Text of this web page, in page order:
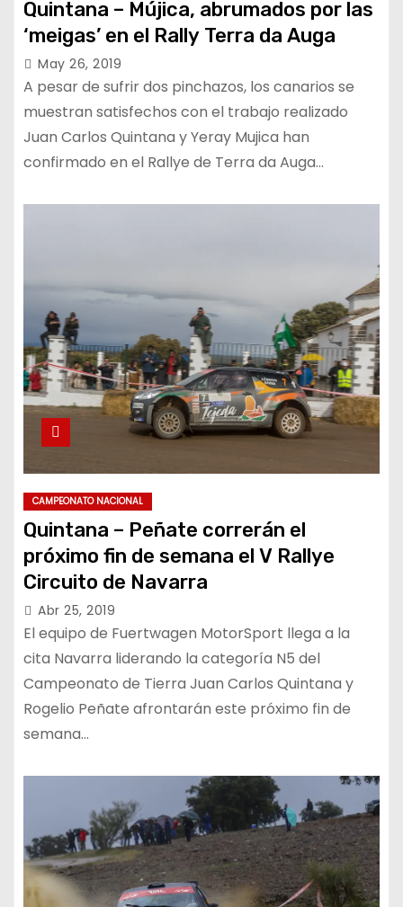
Quintana – Mújica, abrumados por las
‘meigas’ en el Rally Terra da Auga
May 26, 2019
A pesar de sufrir dos pinchazos, los canarios se
muestran satisfechos con el trabajo realizado
Juan Carlos Quintana y Yeray Mujica han
confirmado en el Rallye de Terra da Auga…
CAMPEONATO NACIONAL
Quintana – Peñate correrán el
próximo fin de semana el V Rallye
Circuito de Navarra
Abr 25, 2019
El equipo de Fuertwagen MotorSport llega a la
cita Navarra liderando la categoría N5 del
Campeonato de Tierra Juan Carlos Quintana y
Rogelio Peñate afrontarán este próximo fin de
semana…